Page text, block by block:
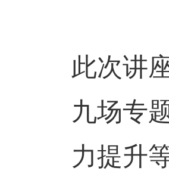
此次讲
九场专
力提升